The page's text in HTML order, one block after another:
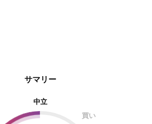
サマリー
中立
買い